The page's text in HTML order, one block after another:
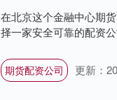
在北京这个金融中心期
择一家安全可靠的配资
期货配资公司 更新：